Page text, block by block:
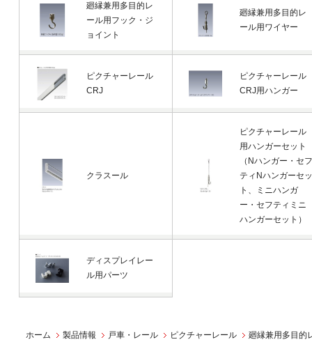
廻縁兼用多目的レ
ール用フック・ジ
ョイント
廻縁兼用多目的レ
ール用ワイヤー
ピクチャーレール
CRJ
ピクチャーレール
CRJ用ハンガー
クラスール
ピクチャーレール
用ハンガーセット
（Nハンガー・セ
ティNハンガーセ
ト、ミニハンガ
ー・セフティミニ
ハンガーセット）
ディスプレイレー
ル用パーツ
ホーム 製品情報 戸車・レール ピクチャーレール 廻縁兼用多目的